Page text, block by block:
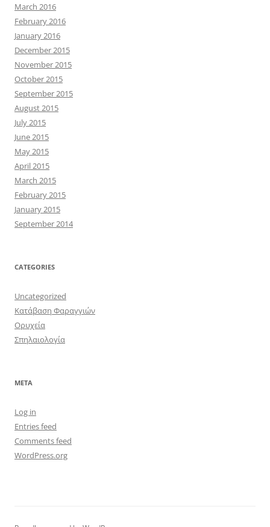
March 2016
February 2016
January 2016
December 2015
November 2015
October 2015
September 2015
August 2015
July 2015
June 2015
May 2015
April 2015
March 2015
February 2015
January 2015
September 2014
CATEGORIES
Uncategorized
Κατάβαση Φαραγγιών
Ορυχεία
Σπηλαιολογία
META
Log in
Entries feed
Comments feed
WordPress.org